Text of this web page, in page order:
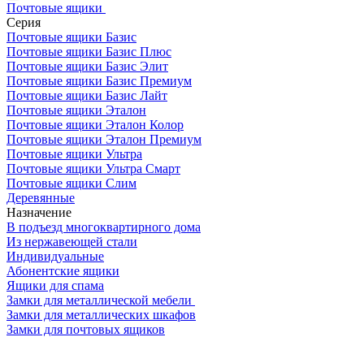
Почтовые ящики
Серия
Почтовые ящики Базис
Почтовые ящики Базис Плюс
Почтовые ящики Базис Элит
Почтовые ящики Базис Премиум
Почтовые ящики Базис Лайт
Почтовые ящики Эталон
Почтовые ящики Эталон Колор
Почтовые ящики Эталон Премиум
Почтовые ящики Ультра
Почтовые ящики Ультра Смарт
Почтовые ящики Слим
Деревянные
Назначение
В подъезд многоквартирного дома
Из нержавеющей стали
Индивидуальные
Абонентские ящики
Ящики для спама
Замки для металлической мебели
Замки для металлических шкафов
Замки для почтовых ящиков